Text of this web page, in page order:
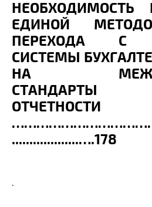
НЕОБХОДИМОСТЬ
ЕДИНОЙ
ПЕРЕХОДА С
СИСТЕМЫ
НА
СТАНДАРТЫ
ОТЧЕТНОСТИ
...................….178
.